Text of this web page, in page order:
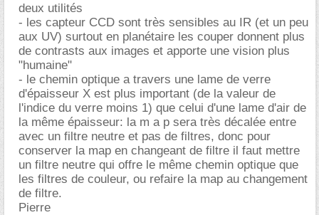
deux utilités
- les capteur CCD sont très sensibles au IR (et un peu
aux UV) surtout en planétaire les couper donnent plus
de contrasts aux images et apporte une vision plus
"humaine"
- le chemin optique a travers une lame de verre
d'épaisseur X est plus important (de la valeur de
l'indice du verre moins 1) que celui d'une lame d'air de
la même épaisseur: la m a p sera très décalée entre
avec un filtre neutre et pas de filtres, donc pour
conserver la map en changeant de filtre il faut mettre
un filtre neutre qui offre le même chemin optique que
les filtres de couleur, ou refaire la map au changement
de filtre.
Pierre